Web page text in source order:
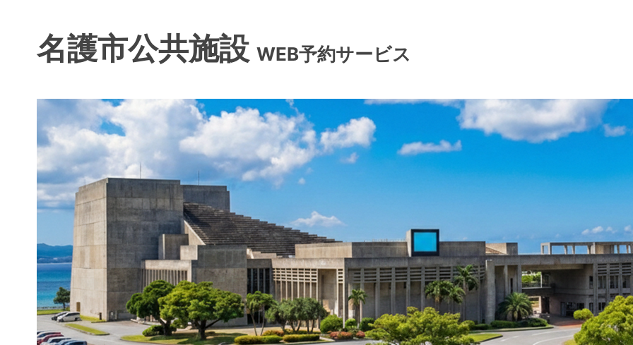
名護市公共施設 WEB予約サービス